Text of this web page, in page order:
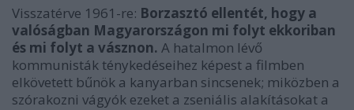
Visszatérve 1961-re: Borzasztó ellentét, hogy a
valóságban Magyarországon mi folyt ekkoriban
és mi folyt a vásznon. A hatalmon lévő
kommunisták ténykedéseihez képest a filmben
elkövetett bűnök a kanyarban sincsenek; miközben a
szórakozni vágyók ezeket a zseniális alakításokat a